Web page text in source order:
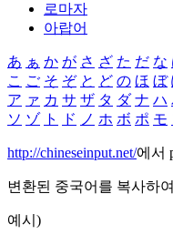
로마자
아랍어
あ ぁ か が さ ざ た だ な
こ ご そ ぞ と ど の ほ ぼ
ア ァ カ サ ザ タ ダ ナ ハ
ソ ゾ ト ド ノ ホ ボ ポ モ
http://chineseinput.net/에서
변환된 중국어를 복사하
예시)